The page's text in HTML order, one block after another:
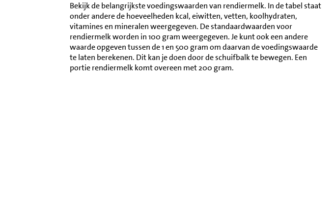
Bekijk de belangrijkste voedingswaarden van rendiermelk. In de tabel staat
onder andere de hoeveelheden kcal, eiwitten, vetten, koolhydraten,
vitamines en mineralen weergegeven. De standaardwaarden voor
rendiermelk worden in 100 gram weergegeven. Je kunt ook een andere
waarde opgeven tussen de 1 en 500 gram om daarvan de voedingswaarde
te laten berekenen. Dit kan je doen door de schuifbalk te bewegen. Een
portie rendiermelk komt overeen met 200 gram.